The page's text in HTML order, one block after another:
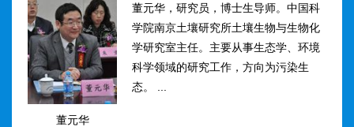
董元华
董元华，研究员，博士生导师。中国科
学院南京土壤研究所土壤生物与生物化
学研究室主任。主要从事生态学、环境
科学领域的研究工作，方向为污染生
态。 ...